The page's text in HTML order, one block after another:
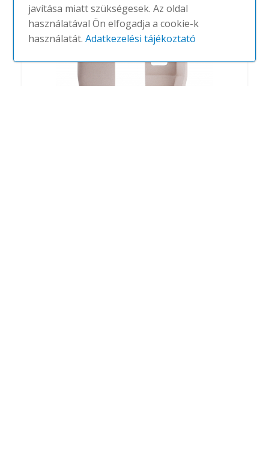
javítása miatt szükségesek. Az oldal
használatával Ön elfogadja a cookie-k
használatát.Adatkezelési tájékoztató